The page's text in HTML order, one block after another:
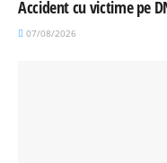
Accident cu victime pe
07/08/2026